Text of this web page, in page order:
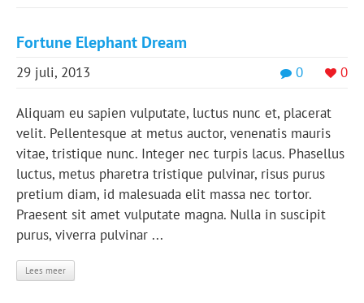
Fortune Elephant Dream
0 0
29 juli, 2013
Aliquam eu sapien vulputate, luctus nunc et, placerat
velit. Pellentesque at metus auctor, venenatis mauris
vitae, tristique nunc. Integer nec turpis lacus. Phasellus
luctus, metus pharetra tristique pulvinar, risus purus
pretium diam, id malesuada elit massa nec tortor.
Praesent sit amet vulputate magna. Nulla in suscipit
purus, viverra pulvinar ...
Lees meer